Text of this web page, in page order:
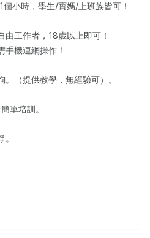
小時，學生/寶媽/上班族皆可！‌
工作者，18歲以上即可！
手機連網操作！
（提供教學，無經驗可）。
單培訓。